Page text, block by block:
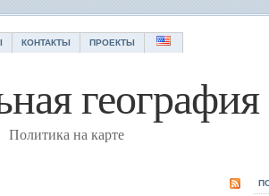
КОНТАКТЫ ПРОЕКТЫ
Политика на карте